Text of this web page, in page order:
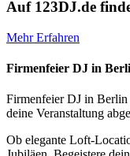
Auf 123DJ.de
Mehr Erfahren
Firmenfeier DJ in
Firmenfeier DJ in
deine Veranstaltung
Ob elegante Loft-